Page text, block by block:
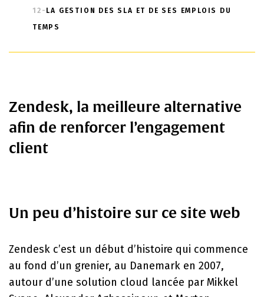
12- LA GESTION DES SLA ET DE SES EMPLOIS DU
TEMPS
Zendesk, la meilleure alternative
afin de renforcer l’engagement
client
Un peu d’histoire sur ce site web
Zendesk c’est un début d’histoire qui commence
au fond d’un grenier, au Danemark en 2007,
autour d’une solution cloud lancée par Mikkel